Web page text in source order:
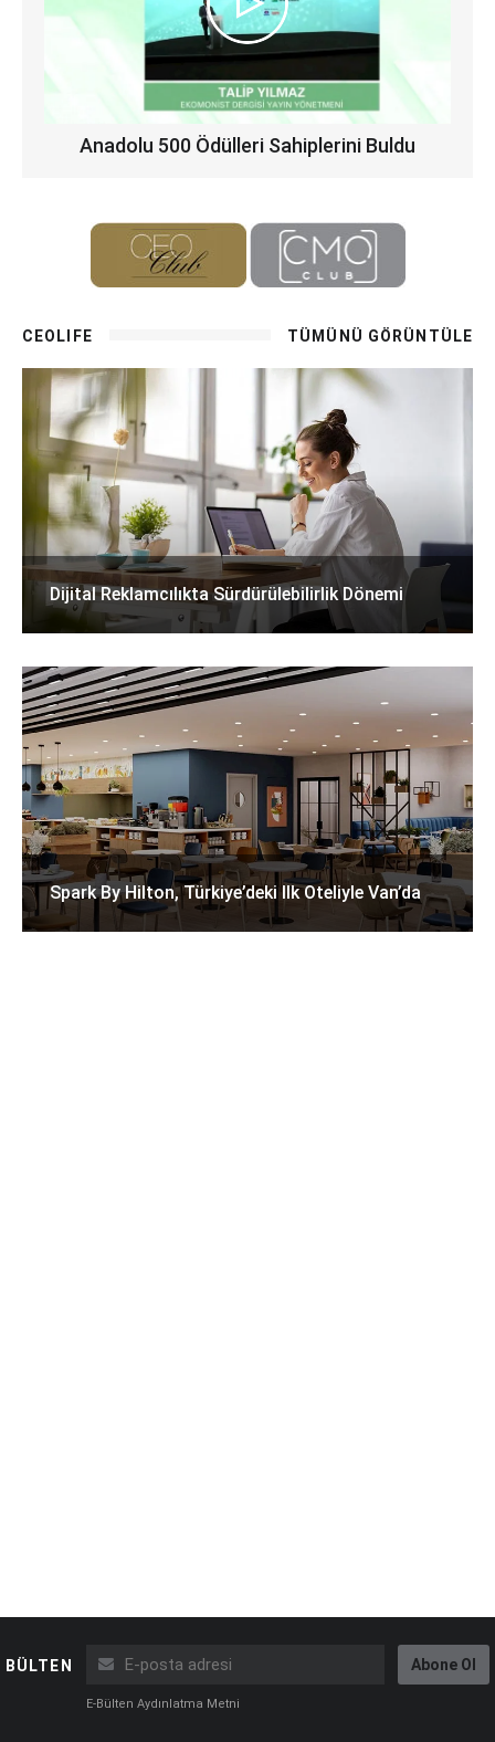
Anadolu 500 Ödülleri Sahiplerini Buldu
CEOLIFE TÜMÜNÜ GÖRÜNTÜLE
Dijital Reklamcılıkta Sürdürülebilirlik Dönemi
Spark By Hilton, Türkiye’deki Ilk Oteliyle Van’da
BÜLTEN Abone Ol
E-Bülten Aydınlatma Metni